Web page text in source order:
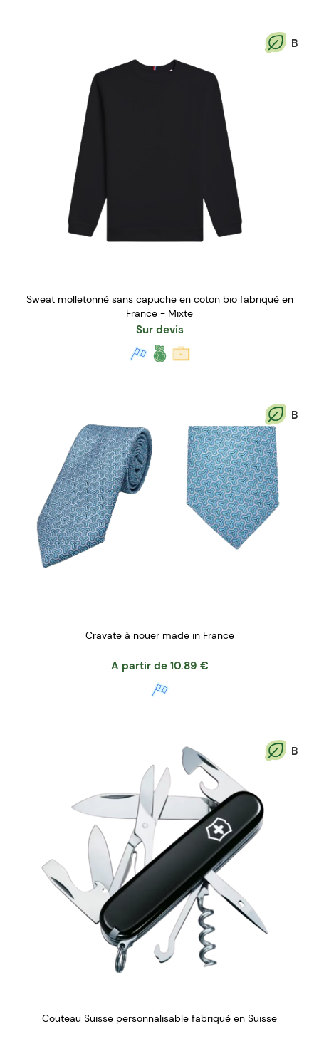
B
Sweat molletonné sans capuche en coton bio fabriqué en
France - Mixte
Sur devis
B
Cravate à nouer made in France
A partir de 10.89 €
B
Couteau Suisse personnalisable fabriqué en Suisse